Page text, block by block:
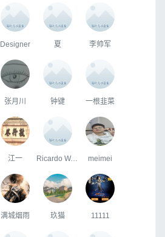
Designer 夏 李帅军
张月川 钟键 一根韭菜
江一 Ricardo W.Dong meimei
满城烟雨 玖猫 11111